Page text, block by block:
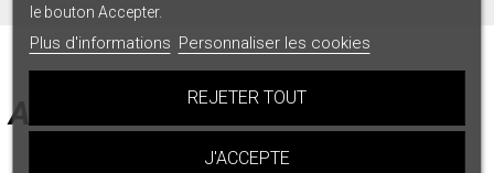
AVIS
le bouton Accepter.
Plus d'informations Personnaliser les cookies
REJETER TOUT
J'ACCEPTE